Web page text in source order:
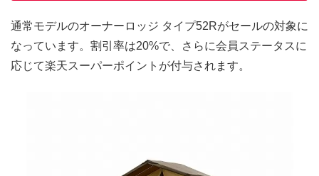
通常モデルのオーナーロッジ タイプ52Rがセールの対象に
なっています。割引率は20%で、さらに会員ステータスに
応じて楽天スーパーポイントが付与されます。